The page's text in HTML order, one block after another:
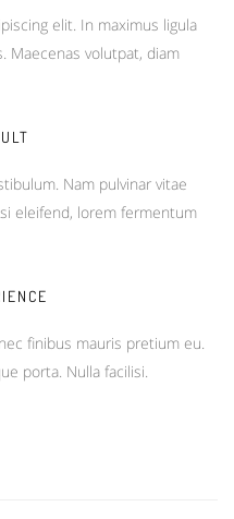
elit. In maximus ligula
volutpat, diam
Nam pulvinar vitae
eleifend, lorem fermentum
finibus mauris pretium eu.
porta. Nulla facilisi.